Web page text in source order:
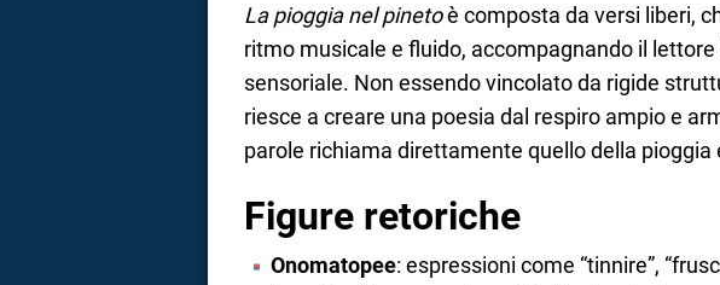
La pioggia nel pinetoè composta da versi liberi,
ritmo musicale e fluido, accompagnando il lettore
sensoriale. Non essendo vincolato da rigide
riesce a creare una poesia dal respiro ampio e
parole richiama direttamente quello della pioggia
Figure retoriche
Onomatopee: espressioni come “tinnire”,